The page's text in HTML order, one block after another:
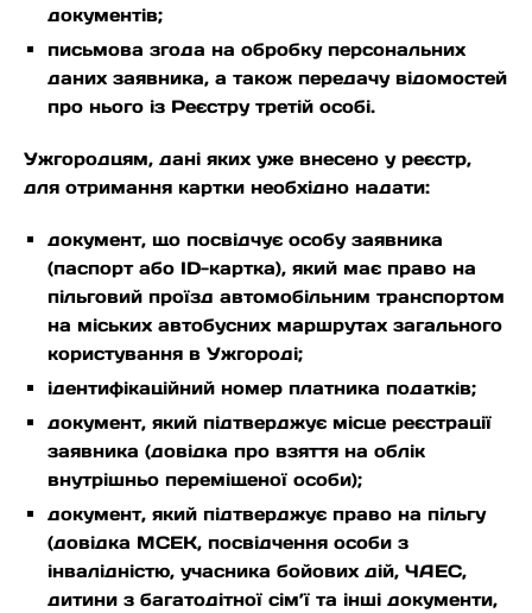
документів;
письмова згода на обробку персональних
даних заявника, а також передачу відомостей
про нього із Реєстру третій особі.
Ужгородцям, дані яких уже внесено у реєстр,
для отримання картки необхідно надати:
документ, що посвідчує особу заявника
(паспорт або ID-картка), який має право на
пільговий проїзд автомобільним транспортом
на міських автобусних маршрутах загального
користування в Ужгороді;
ідентифікаційний номер платника податків;
документ, який підтверджує місце реєстрації
заявника (довідка про взяття на облік
внутрішньо переміщеної особи);
документ, який підтверджує право на пільгу
(довідка МСЕК, посвідчення особи з
інвалідністю, учасника бойових дій, ЧАЕС,
дитини з багатодітної сім’ї та інші документи,